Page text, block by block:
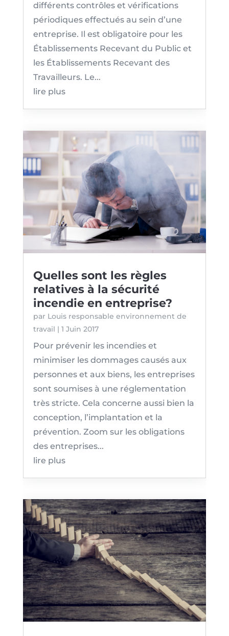
différents contrôles et vérifications
périodiques effectués au sein d’une
entreprise. Il est obligatoire pour les
Établissements Recevant du Public et
les Établissements Recevant des
Travailleurs. Le...
lire plus
Quelles sont les règles
relatives à la sécurité
incendie en entreprise?
par Louis responsable environnement de
travail | 1 Juin 2017
Pour prévenir les incendies et
minimiser les dommages causés aux
personnes et aux biens, les entreprises
sont soumises à une réglementation
très stricte. Cela concerne aussi bien la
conception, l’implantation et la
prévention. Zoom sur les obligations
des entreprises...
lire plus